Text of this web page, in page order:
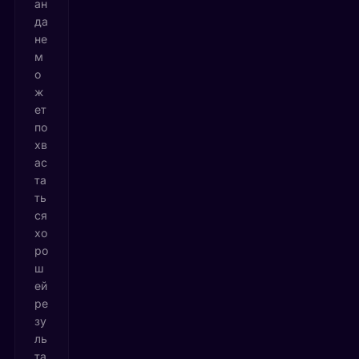
ан
да
не
м
о
ж
ет
по
хв
ас
та
ть
ся
хо
ро
ш
ей
ре
зу
ль
та